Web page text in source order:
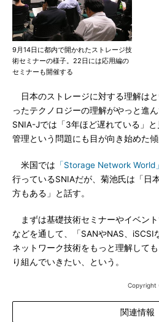
9月14日に都内で開かれたストレージ技
術セミナーの様子。22日には応用編の
セミナーも開催する
日本のストレージに対する理解は
ったテクノロジーの理解がやっと進
SNIA-Jでは「3年ほど遅れている」
管理という問題にも目が向き始めた傾
米国では 「Storage Network World」
行っているSNIAだが、菊池氏は「日
方もある」と話す。
まずは基礎技術セミナーやイベン
などを通して、「SANやNAS、iSCSI
ネットワーク技術をもっと理解して
り組んでいきたい、という。
Copyright
関連情報